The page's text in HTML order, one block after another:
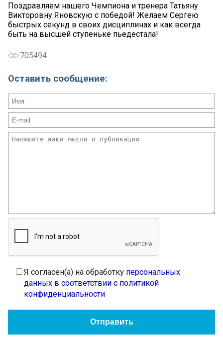
Поздравляем нашего Чемпиона и тренера Татьяну
Викторовну Яновскую с победой! Желаем Сергею
быстрых секунд в своих дисциплинах и как всегда
быть на высшей ступеньке пьедестала!
705494
Оставить сообщение:
Я согласен(а) на обработку персональных
данных в соответствии с политикой
конфиденциальности